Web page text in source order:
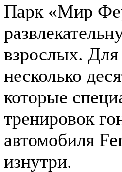
Парк «Мир
взрослых. Для
несколько
которые
тренировок
автомобиля
изнутри.